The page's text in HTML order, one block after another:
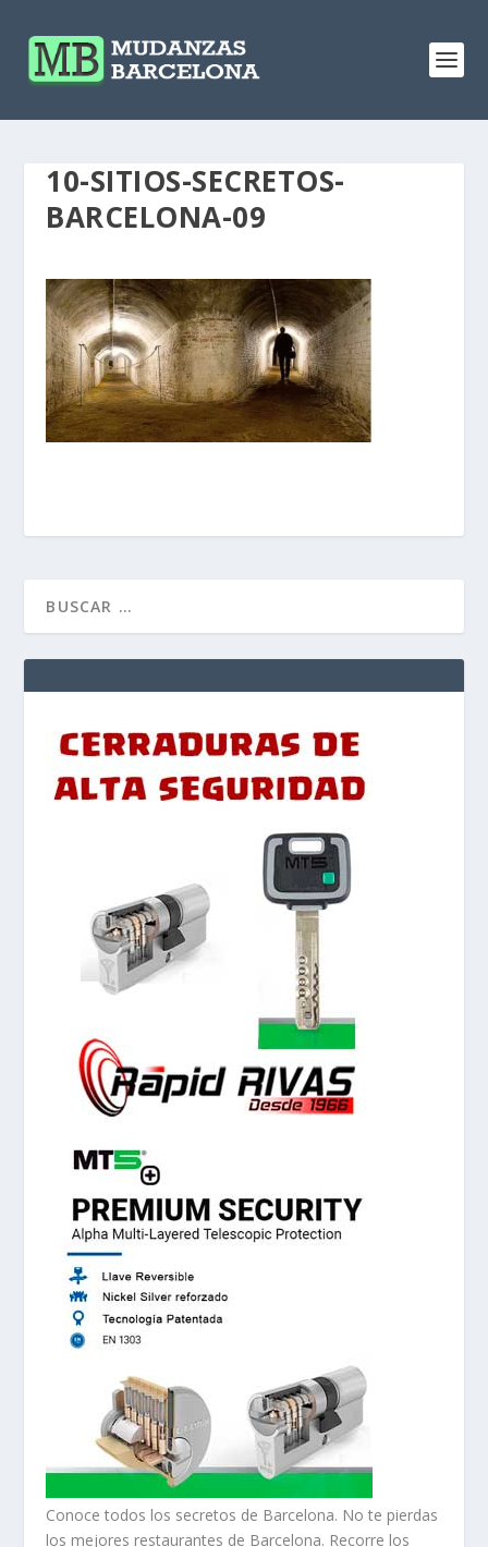
10-SITIOS-SECRETOS-
BARCELONA-09
Conoce todos los secretos de Barcelona. No te pierdas
los mejores restaurantes de Barcelona. Recorre los